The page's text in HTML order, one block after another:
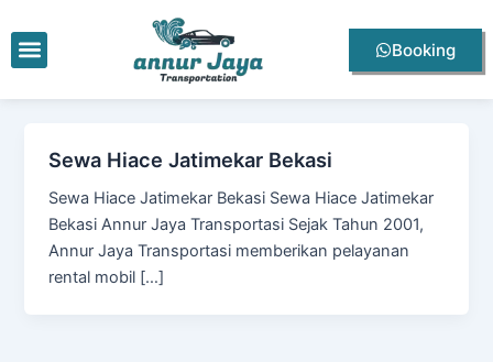
ke
konten
Menu Booking
Sewa Hiace Jatimekar Bekasi
Sewa Hiace Jatimekar Bekasi Sewa Hiace Jatimekar
Bekasi Annur Jaya Transportasi Sejak Tahun 2001,
Annur Jaya Transportasi memberikan pelayanan
rental mobil […]